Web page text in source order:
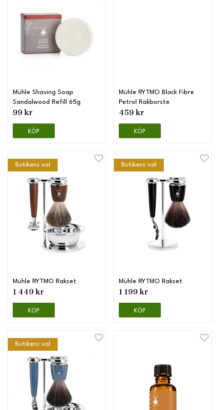
Mühle Shaving Soap
Sandalwood Refill 65g
99 kr
KÖP
Mühle RYTMO Black Fibre
Petrol Rakborste
459 kr
KÖP
Butikens val
Mühle RYTMO Rakset
1 449 kr
KÖP
Butikens val
Mühle RYTMO Rakset
1 199 kr
KÖP
Butikens val